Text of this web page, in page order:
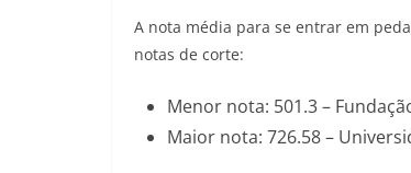
A nota média para se entrar em
notas de corte:
Menor nota: 501.3 –
Maior nota: 726.58 –